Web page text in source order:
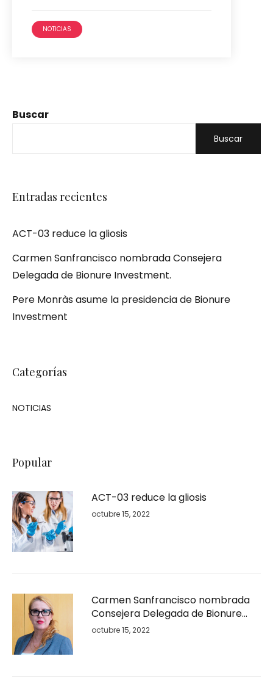
Buscar
Buscar
Entradas recientes
ACT-03 reduce la gliosis
Carmen Sanfrancisco nombrada Consejera
Delegada de Bionure Investment.
Pere Monràs asume la presidencia de Bionure
Investment
Categorías
NOTICIAS
Popular
ACT-03 reduce la gliosis
octubre 15, 2022
Carmen Sanfrancisco nombrada
Consejera Delegada de Bionure
Investment.
octubre 15, 2022
NOTICIAS